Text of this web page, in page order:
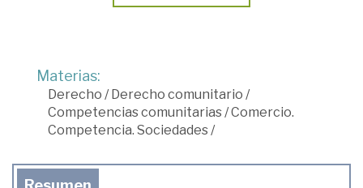
Materias:
Derecho /Derecho comunitario /
Competencias comunitarias/Comercio.
Competencia. Sociedades/